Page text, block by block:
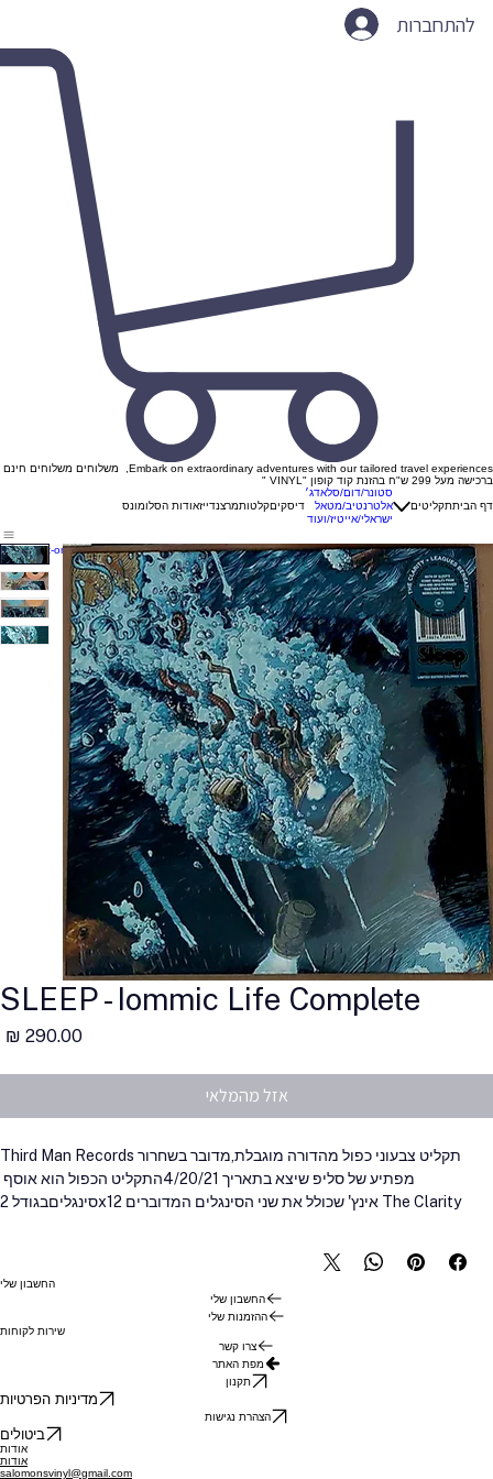
להתחברות
Embark on extraordinary adventures with our tailored travel experiences, משלוחים משלוחים חינם
ברכישה מעל 299 ש"ח בהזנת קוד קופון "VINYL "
דף הביתתקליטים
סטונר/דום/סלאדג׳
אלטרנטיב/מטאל
ישראלי/אייטיז/ועוד
דיסקיםקלטותמרצנדייזאודות הסלומונס
SLEEP - Iommic Life Complete
אזל מהמלאי
Third Man Records תקליט צבעוני כפול מהדורה מוגבלת,מדובר בשחרור
מפתיע של סליפ שיצא בתאריך 4/20/21
התקליט הכפול הוא אוסף
סינגלים
בגודל 2x12 אינץ' שכולל את שני הסינגלים המדוברים The Clarity
החשבון שלי
החשבון שלי
ההזמנות שלי
שירות לקוחות
צרו קשר
מפת האתר
תקנון
מדיניות הפרטיות
הצהרת נגישות
ביטולים
אודות
אודות
salomonsvinyl@gmail.com